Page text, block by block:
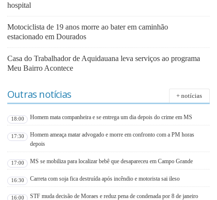
hospital
Motociclista de 19 anos morre ao bater em caminhão
estacionado em Dourados
Casa do Trabalhador de Aquidauana leva serviços ao programa
Meu Bairro Acontece
Outras notícias + notícias
18:00 Homem mata companheira e se entrega um dia depois do crime em MS
17:30
Homem ameaça matar advogado e morre em confronto com a PM horas
depois
17:00 MS se mobiliza para localizar bebê que desapareceu em Campo Grande
16:30 Carreta com soja fica destruída após incêndio e motorista sai ileso
16:00 STF muda decisão de Moraes e reduz pena de condenada por 8 de janeiro